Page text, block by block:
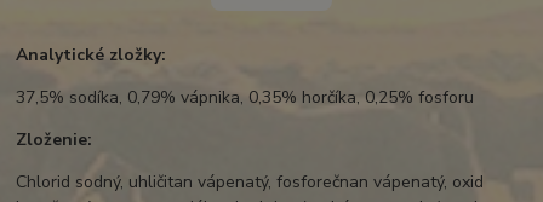
Analytické zložky:
37,5% sodíka, 0,79% vápnika, 0,35% horčíka, 0,25% fosforu
Zloženie:
Chlorid sodný, uhličitan vápenatý, fosforečnan vápenatý, oxid